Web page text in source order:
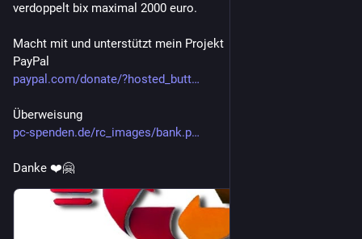
verdoppelt bix maximal 2000 euro.
Macht mit und unterstützt mein Projekt
PayPal
paypal.com/donate/?hosted_butt
Überweisung
pc-spenden.de/rc_images/bank.p
Danke ❤️🤗